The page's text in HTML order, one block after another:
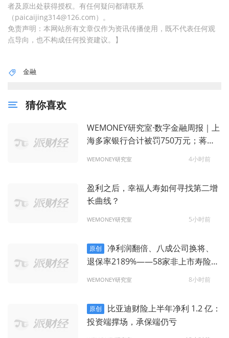
者及原出处获得授权。有任何疑问都请联系
（paicaijing314@126.com）。
免责声明：本网站所有文章仅作为资讯传播使用，既不代表任何观
点导向，也不构成任何投资建议。】
金融
猜你喜欢
WEMONEY研究室·数字金融周报｜上
海多家银行合计被罚750万元；蒋宁
WEMONEY研究室 4小时前
盈利之后，幸福人寿如何寻找第二增
长曲线？
WEMONEY研究室 5小时前
原创
净利润翻倍、八成公司换将、
退保率2189%——58家非上市寿险的
WEMONEY研究室 8小时前
原创
比亚迪财险上半年净利 1.2 亿：
投资端撑场，承保端仍亏